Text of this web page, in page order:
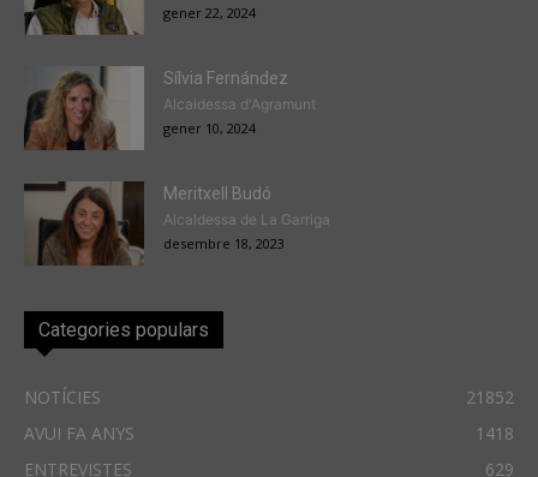
gener 22, 2024
Sílvia Fernández
Alcaldessa d'Agramunt
gener 10, 2024
Meritxell Budó
Alcaldessa de La Garriga
desembre 18, 2023
Categories populars
NOTÍCIES
21852
AVUI FA ANYS
1418
ENTREVISTES
629